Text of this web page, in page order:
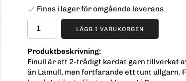
Finns i lager för omgående leverans
LÄGG I VARUKORGEN
Produktbeskrivning:
Finull är ett 2-trådigt kardat garn tillverkat
än Lamull, men fortfarande ett tunt ullgarn.